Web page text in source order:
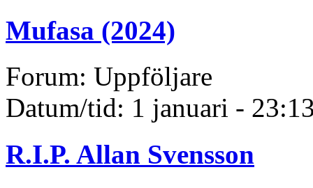
Mufasa (2024)
Forum: Uppföljare
Datum/tid: 1 januari -
R.I.P. Allan Svensson